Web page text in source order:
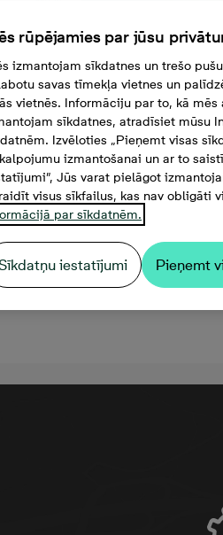
000 €, 3 -
rūpējamies par jūsu
izmantojam sīkdatnes un trešo
savas tīmekļa vietnes un
vietnēs. Informāciju par to, kā
sīkdatnes, atradīsiet mūsu
Izvēloties „Pieņemt visas
izmantošanai un ar to
Jūs varat pielāgot
visus sīkfailus, kas nav obligāti
par sīkdatnēm.
iestatījumi Pieņemt